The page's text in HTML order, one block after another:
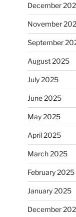
December
November
September
August 2025
July 2025
June 2025
May 2025
April 2025
March 2025
February 2025
January 2025
December